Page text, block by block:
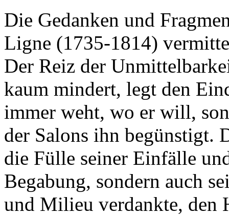
Die Gedanken und
Ligne (1735-1814)
Der Reiz der
kaum mindert, legt den
immer weht, wo er will,
der Salons ihn begünstigt.
die Fülle seiner Einfälle
Begabung, sondern auch
und Milieu verdankte, den